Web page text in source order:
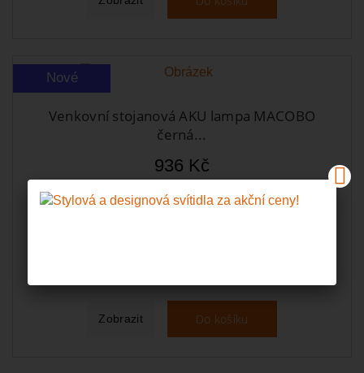
Nové
Venkovní stojanová AKU lampa MACOBO
černá...
936 Kč
Koupit s kódem:
VYPRODEJ30
655 Kč
Zobrazit Do košíku